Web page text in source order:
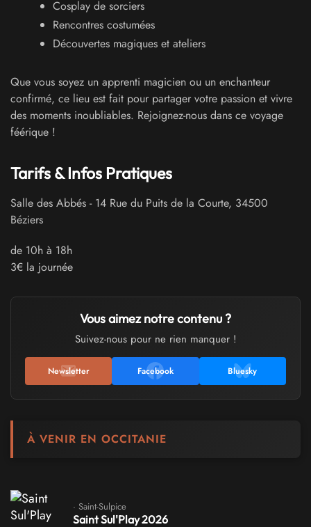
Cosplay de sorciers
Rencontres costumées
Découvertes magiques et ateliers
Que vous soyez un apprenti magicien ou un enchanteur
confirmé, ce lieu est fait pour partager votre passion et vivre
des moments inoubliables. Rejoignez-nous dans ce voyage
féérique !
Tarifs & Infos Pratiques
Salle des Abbés - 14 Rue du Puits de la Courte, 34500
Béziers
de 10h à 18h
3€ la journée
Vous aimez notre contenu ?
Suivez-nous pour ne rien manquer !
Newsletter Facebook Bluesky
À VENIR EN OCCITANIE
· Saint-Sulpice
Saint Sul'Play 2026